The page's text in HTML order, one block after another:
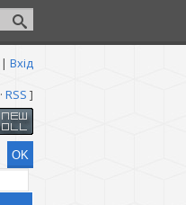
| Вхід
· RSS ]